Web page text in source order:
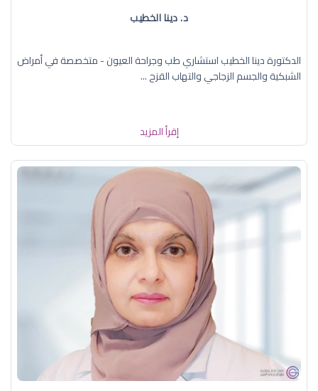
د. دينا الخطيب
الدكتورة دينا الخطيب استشاري طب وجراحة العيون - متخصصة في أمراض
الشبكية والجسم الزجاجي والتهاب القزح ...
إقرأ المزيد